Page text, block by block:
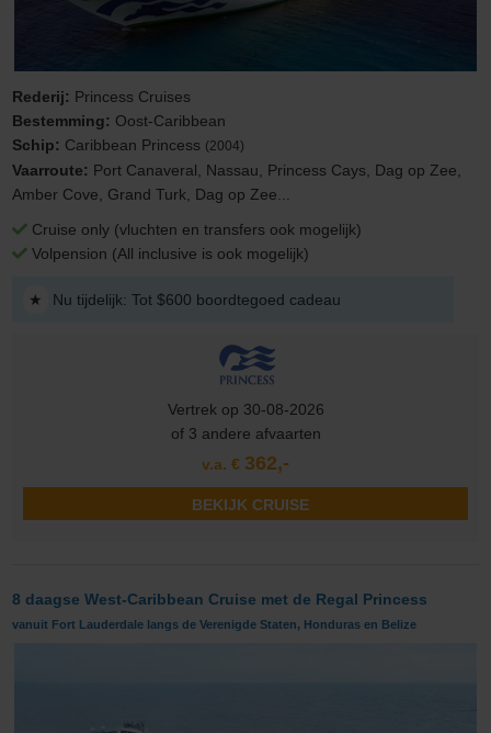
Rederij: Princess Cruises
Bestemming: Oost-Caribbean
Schip: Caribbean Princess (2004)
Vaarroute: Port Canaveral, Nassau, Princess Cays, Dag op Zee,
Amber Cove, Grand Turk, Dag op Zee...
Cruise only (vluchten en transfers ook mogelijk)
Volpension (All inclusive is ook mogelijk)
★ Nu tijdelijk: Tot $600 boordtegoed cadeau
Vertrek op 30-08-2026
of 3 andere afvaarten
v.a. € 362,-
BEKIJK CRUISE
8 daagse West-Caribbean Cruise met de Regal Princess
vanuit Fort Lauderdale langs de Verenigde Staten, Honduras en Belize